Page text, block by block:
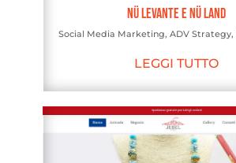
Nü Levante e Nü Land
Social Media Marketing, ADV Strategy,
LEGGI TUTTO